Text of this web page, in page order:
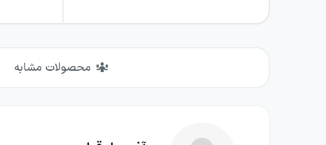
محصولات مشابه